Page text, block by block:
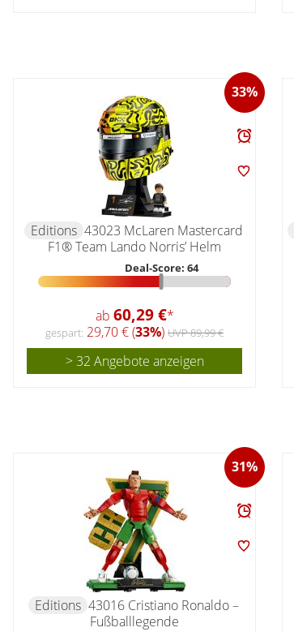
33%
Editions 43023 McLaren Mastercard
F1® Team Lando Norris’ Helm
Deal-Score: 64
ab 60,29 €*
gespart: 29,70 € (33%) UVP 89,99 €
> 32 Angebote anzeigen
31%
Editions 43016 Cristiano Ronaldo –
Fußballlegende